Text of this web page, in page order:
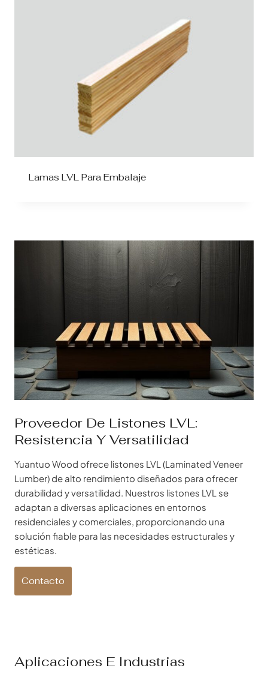
Lamas LVL Para Embalaje
Proveedor De Listones LVL:
Resistencia Y Versatilidad
Yuantuo Wood ofrece listones LVL (Laminated Veneer
Lumber) de alto rendimiento diseñados para ofrecer
durabilidad y versatilidad. Nuestros listones LVL se
adaptan a diversas aplicaciones en entornos
residenciales y comerciales, proporcionando una
solución fiable para las necesidades estructurales y
estéticas.
Contacto
Aplicaciones E Industrias